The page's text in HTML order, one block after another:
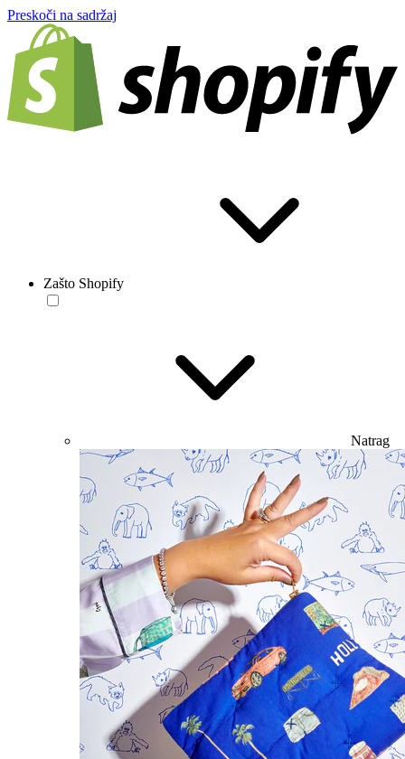
Preskoči na sadržaj
Zašto Shopify
Natrag